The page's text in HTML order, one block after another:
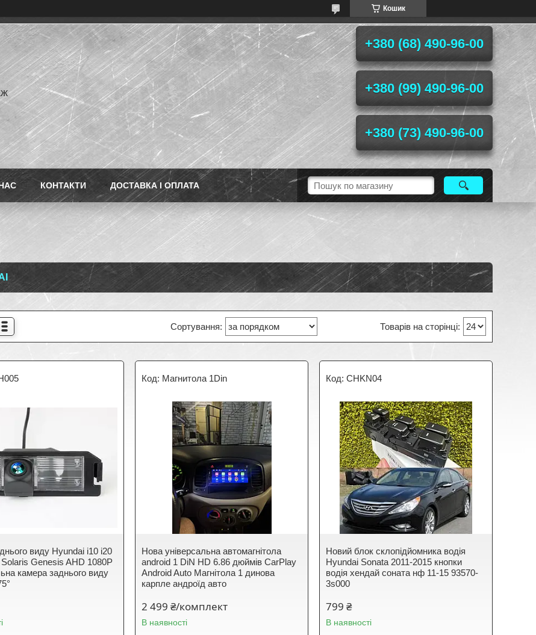
Кошик
+380 (68) 490-96-00
+380 (99) 490-96-00
+380 (73) 490-96-00
КОНТАКТИ ДОСТАВКА І ОПЛАТА
виду Hyundai i10 i20
Genesis AHD 1080P
камера заднього виду
Магнитола 1Din
Нова універсальна автомагнітола
android 1 DiN HD 6.86 дюймів CarPlay
Android Auto Магнітола 1 динова
карпле андроїд авто
2 499 ₴/комплект
В наявності
CHKN04
Новий блок склопідйомника водія
Hyundai Sonata 2011-2015 кнопки
водія хендай соната нф 11-15 93570-
3s000
799 ₴
В наявності